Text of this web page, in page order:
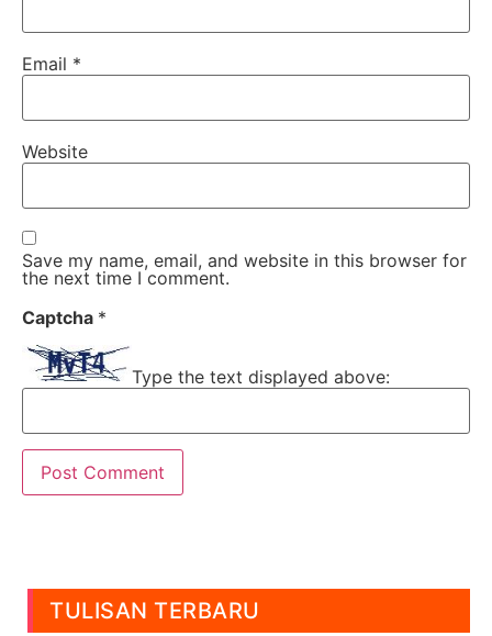
Email *
Website
Save my name, email, and website in this browser for
the next time I comment.
Captcha *
Type the text displayed above:
TULISAN TERBARU